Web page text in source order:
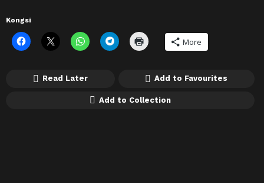
Kongsi
More
Read Later Add to Favourites
Add to Collection